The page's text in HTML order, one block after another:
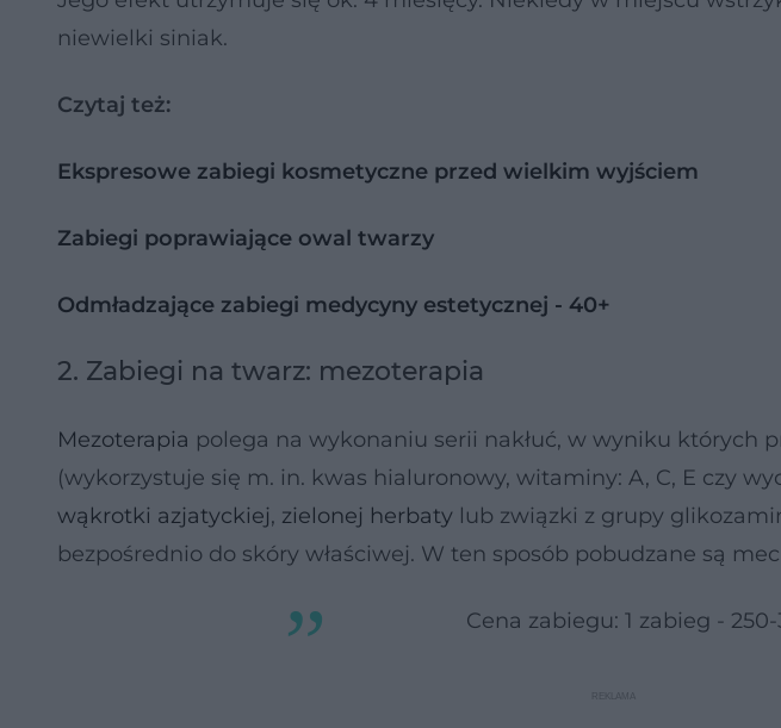
niewielki siniak.
Czytaj też:
Ekspresowe zabiegi kosmetyczne przed wielkim wyjściem
Zabiegi poprawiające owal twarzy
Odmładzające zabiegi medycyny estetycznej - 40+
2. Zabiegi na twarz: mezoterapia
Mezoterapia polega na wykonaniu serii nakłuć, w wyniku których
(wykorzystuje się m. in. kwas hialuronowy, witaminy: A, C, E czy
wąkrotki azjatyckiej, zielonej herbaty lub związki z grupy
bezpośrednio do skóry właściwej. W ten sposób pobudzane są
Cena zabiegu: 1 zabieg - 250-